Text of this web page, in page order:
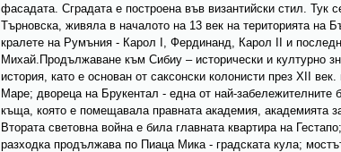
фасадата. Сградата е построена във византийски стил. Тук
Търновска, живяла в началото на 13 век на територията на
кралете на Румъния - Карол І, Фердинанд, Карол ІІ и
Михай.Продължаване към Сибиу – исторически и културно
история, като е основан от саксонски колонисти през XII
Маре; двореца на Брукентал - една от най-забележителните
къща, която е помещавала правната академия, академията
Втората световна война е била главната квартира на
разходка продължава по Пиаца Мика - градската кула;